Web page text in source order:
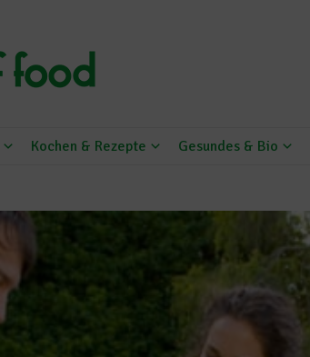
Kochen & Rezepte Gesundes & Bio